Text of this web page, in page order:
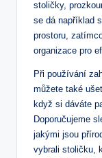
stoličky,
se dá například
⁢prostoru,
organizace pro
Při používání
můžete také
když si dáváte
Doporučujeme
jakými jsou
‍vybrali stoličku,